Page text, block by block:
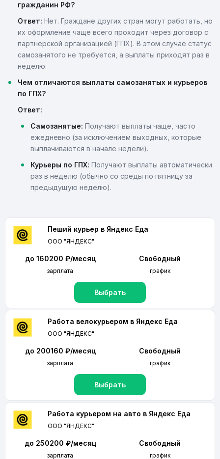
гражданин РФ?
Ответ: Нет. Граждане других стран могут работать, но
их оформление чаще всего проходит через договор с
партнерской организацией (ГПХ). В этом случае статус
самозанятого не требуется, а выплаты приходят раз в
неделю.
Чем отличаются выплаты самозанятых и курьеров
по ГПХ?
Ответ:
Самозанятые: Получают выплаты чаще, часто
ежедневно (за исключением выходных, которые
выплачиваются в начале недели).
Курьеры по ГПХ: Получают выплаты автоматически
раз в неделю (обычно со среды по пятницу за
предыдущую неделю).
Пеший курьер в Яндекс Еда
ООО "ЯНДЕКС"
до 160200 ₽/месяц
зарплата
Свободный
график
Выбрать
Работа велокурьером в Яндекс Еда
ООО "ЯНДЕКС"
до 200160 ₽/месяц
зарплата
Свободный
график
Выбрать
Работа курьером на авто в Яндекс Еда
ООО "ЯНДЕКС"
до 250200 ₽/месяц
зарплата
Свободный
график